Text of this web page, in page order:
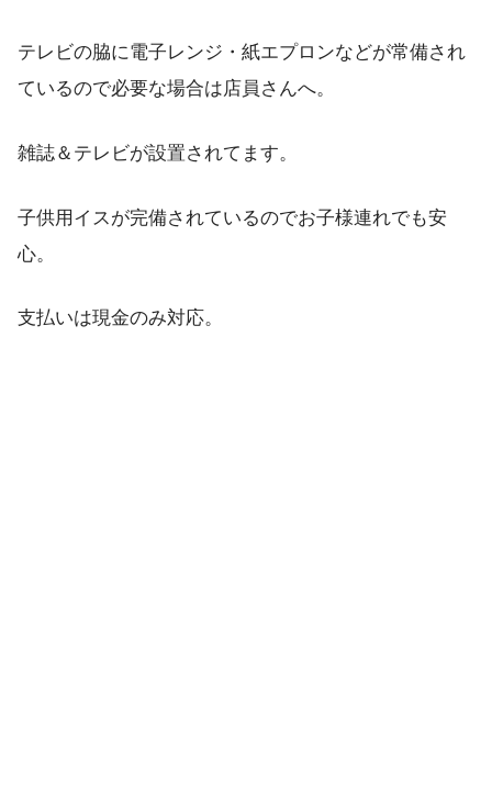
テレビの脇に電子レンジ・紙エプロンなどが常備され
ているので必要な場合は店員さんへ。
雑誌＆テレビが設置されてます。
子供用イスが完備されているのでお子様連れでも安
心。
支払いは現金のみ対応。